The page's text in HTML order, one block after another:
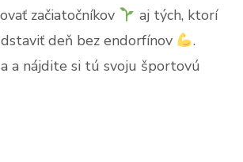
začiatočníkov
aj tých, ktorí
deň bez endorfínov
.
a nájdite si tú svoju športovú